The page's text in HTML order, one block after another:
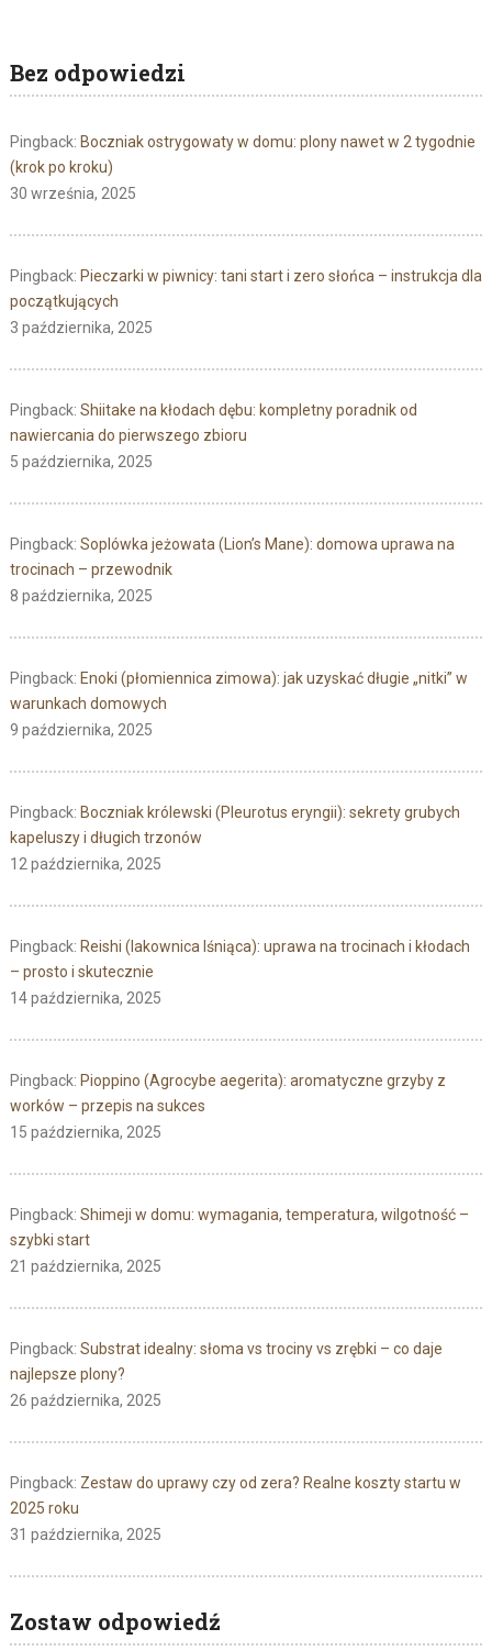
Bez odpowiedzi
Pingback: Boczniak ostrygowaty w domu: plony nawet w 2 tygodnie
(krok po kroku)
30 września, 2025
Pingback: Pieczarki w piwnicy: tani start i zero słońca – instrukcja dla
początkujących
3 października, 2025
Pingback: Shiitake na kłodach dębu: kompletny poradnik od
nawiercania do pierwszego zbioru
5 października, 2025
Pingback: Soplówka jeżowata (Lion’s Mane): domowa uprawa na
trocinach – przewodnik
8 października, 2025
Pingback: Enoki (płomiennica zimowa): jak uzyskać długie „nitki” w
warunkach domowych
9 października, 2025
Pingback: Boczniak królewski (Pleurotus eryngii): sekrety grubych
kapeluszy i długich trzonów
12 października, 2025
Pingback: Reishi (lakownica lśniąca): uprawa na trocinach i kłodach
– prosto i skutecznie
14 października, 2025
Pingback: Pioppino (Agrocybe aegerita): aromatyczne grzyby z
worków – przepis na sukces
15 października, 2025
Pingback: Shimeji w domu: wymagania, temperatura, wilgotność –
szybki start
21 października, 2025
Pingback: Substrat idealny: słoma vs trociny vs zrębki – co daje
najlepsze plony?
26 października, 2025
Pingback: Zestaw do uprawy czy od zera? Realne koszty startu w
2025 roku
31 października, 2025
Zostaw odpowiedź